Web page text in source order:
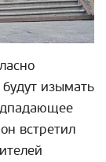
изымать
встретил